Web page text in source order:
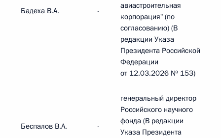
Бадеха В.А. -
авиастроительная
корпорация" (по
согласованию) (В
редакции Указа
Президента Российской
Федерации
от 12.03.2026 № 153)
Беспалов В.А. -
генеральный директор
Российского научного
фонда (В редакции
Указа Президента